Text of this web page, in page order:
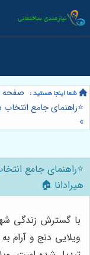
صفحه
⭐️راهنمای جامع
»
⭐️راهنمای جامع
هیرادانا 🏠
با گسترش زندگی
ویلایی دنج و آرام